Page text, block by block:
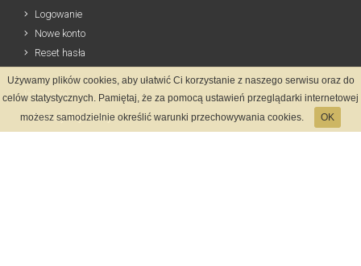
Logowanie
Nowe konto
Reset hasła
Informacje
Zasady Rejestracji
Używamy plików cookies, aby ułatwić Ci korzystanie z naszego serwisu oraz do
celów statystycznych. Pamiętaj, że za pomocą ustawień przeglądarki internetowej
możesz samodzielnie określić warunki przechowywania cookies.
OK